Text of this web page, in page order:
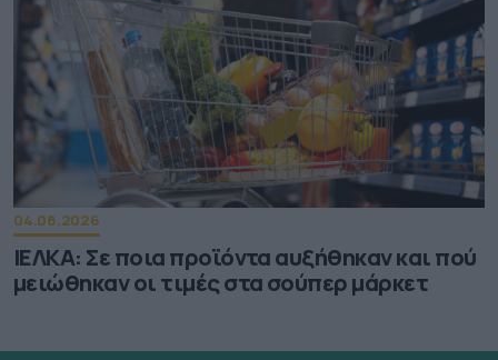
04.08.2026
ΙΕΛΚΑ: Σε ποια προϊόντα αυξήθηκαν και πού
μειώθηκαν οι τιμές στα σούπερ μάρκετ